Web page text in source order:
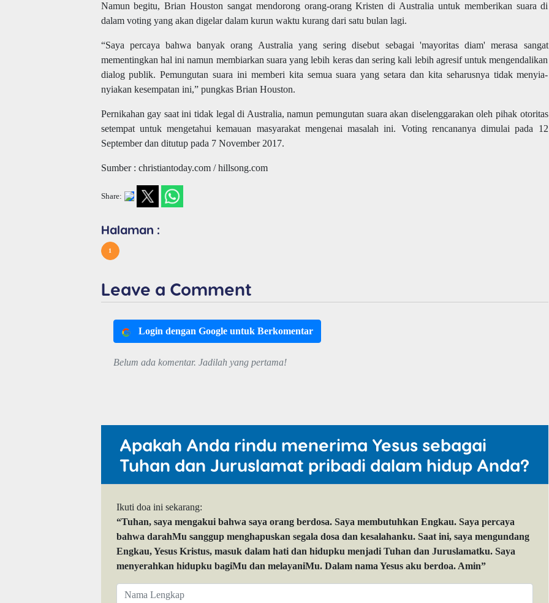
Namun begitu, Brian Houston sangat mendorong orang-orang Kristen di Australia untuk memberikan suara di
dalam voting yang akan digelar dalam kurun waktu kurang dari satu bulan lagi.
“Saya percaya bahwa banyak orang Australia yang sering disebut sebagai 'mayoritas diam' merasa sangat
mementingkan hal ini namun membiarkan suara yang lebih keras dan sering kali lebih agresif untuk mengendalikan
dialog publik. Pemungutan suara ini memberi kita semua suara yang setara dan kita seharusnya tidak menyia-
nyiakan kesempatan ini,” pungkas Brian Houston.
Pernikahan gay saat ini tidak legal di Australia, namun pemungutan suara akan diselenggarakan oleh pihak otoritas
setempat untuk mengetahui kemauan masyarakat mengenai masalah ini. Voting rencananya dimulai pada 12
September dan ditutup pada 7 November 2017.
Sumber : christiantoday.com / hillsong.com
Share:
Halaman :
1
Leave a Comment
Login dengan Google untuk Berkomentar
Belum ada komentar. Jadilah yang pertama!
Apakah Anda rindu menerima Yesus sebagai
Tuhan dan Juruslamat pribadi dalam hidup Anda?
Ikuti doa ini sekarang:
“Tuhan, saya mengakui bahwa saya orang berdosa. Saya membutuhkan Engkau. Saya percaya
bahwa darahMu sanggup menghapuskan segala dosa dan kesalahanku. Saat ini, saya mengundang
Engkau, Yesus Kristus, masuk dalam hati dan hidupku menjadi Tuhan dan Juruslamatku. Saya
menyerahkan hidupku bagiMu dan melayaniMu. Dalam nama Yesus aku berdoa. Amin”